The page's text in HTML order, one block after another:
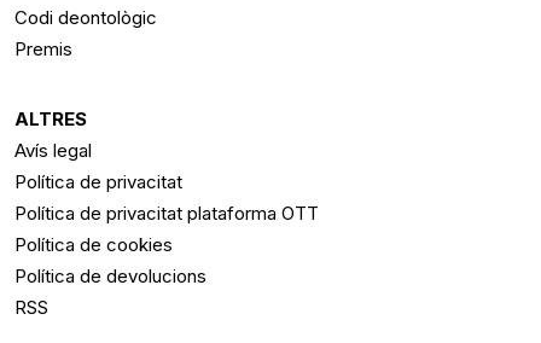
Codi deontològic
Premis
ALTRES
Avís legal
Política de privacitat
Política de privacitat plataforma OTT
Política de cookies
Política de devolucions
RSS